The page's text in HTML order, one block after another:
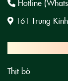
Hotline
161 Trung
Thịt bò